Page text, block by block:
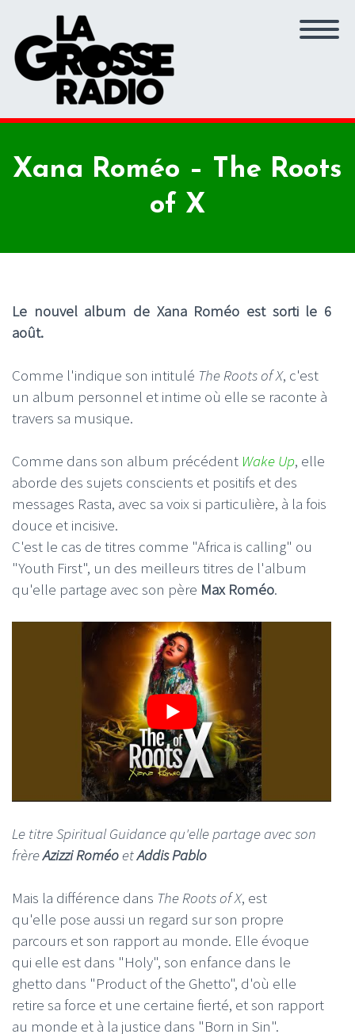
Xana Roméo – The Roots
of X
Le nouvel album de Xana Roméo est sorti le 6
août.
Comme l'indique son intitulé The Roots of X, c'est
un album personnel et intime où elle se raconte à
travers sa musique.
Comme dans son album précédent Wake Up, elle
aborde des sujets conscients et positifs et des
messages Rasta, avec sa voix si particulière, à la fois
douce et incisive.
C'est le cas de titres comme "Africa is calling" ou
"Youth First", un des meilleurs titres de l'album
qu'elle partage avec son père Max Roméo.
Le titre Spiritual Guidance qu'elle partage avec son
frèreAzizzi RoméoetAddis Pablo
Mais la différence dans The Roots of X, est
qu'elle pose aussi un regard sur son propre
parcours et son rapport au monde. Elle évoque
qui elle est dans "Holy", son enfance dans le
ghetto dans "Product of the Ghetto", d'où elle
retire sa force et une certaine fierté, et son rapport
au monde et à la justice dans "Born in Sin".